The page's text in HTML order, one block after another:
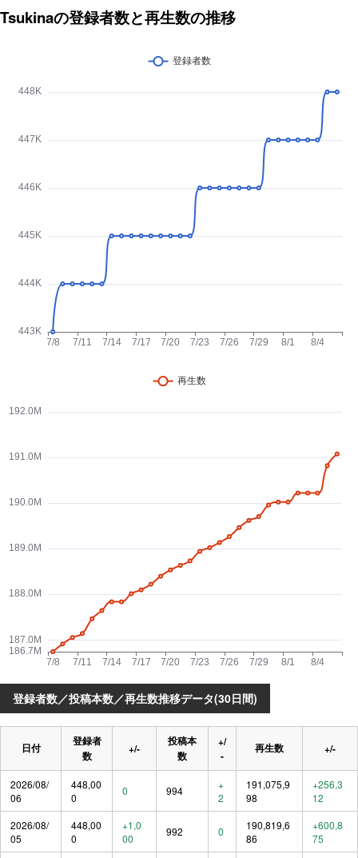
Tsukinaの登録者数と再生数の推移
登録者数／投稿本数／再生数推移データ(30日間)
日付
登録者
数
+/-
投稿本
数
+/
-
再生数 +/-
2026/08/
06
448,00
0
0 994
+
2
191,075,9
98
+256,3
12
2026/08/
05
448,00
0
+1,0
00
992 0
190,819,6
86
+600,8
75